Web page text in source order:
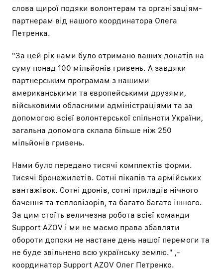
слова щирої подяки волонтерам та організаціям-
партнерам від нашого координатора Олега
Петренка.
"За цей рік нами було отримано ваших донатів на
суму понад 100 мільйонів гривень. А завдяки
партнерським програмам з нашими
американськими та європейськими друзями,
військовими обласними адміністраціями та за
допомогою всієї волонтерської спільноти України,
загальна допомога склала більше ніж 250
мільйонів гривень.
Нами було передано тисячі комплектів форми.
Тисячі бронежилетів. Сотні пікапів та армійських
вантажівок. Сотні дронів, сотні приладів нічного
бачення та тепловізорів, та багато багато іншого.
За цим стоїть величезна робота всієї команди
Support AZOV і ми не маємо права збавляти
обороти допоки не настане день нашої перемоги та
не буде звільнено всю українську землю." ,-
координатор Support AZOV Олег Петренко.